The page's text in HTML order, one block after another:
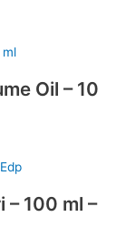
Oil – 10
100 ml –